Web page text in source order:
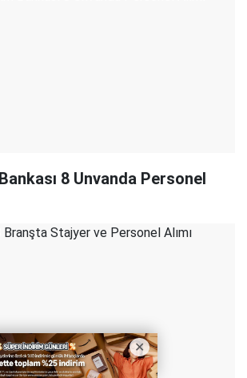
8 Unvanda Personel